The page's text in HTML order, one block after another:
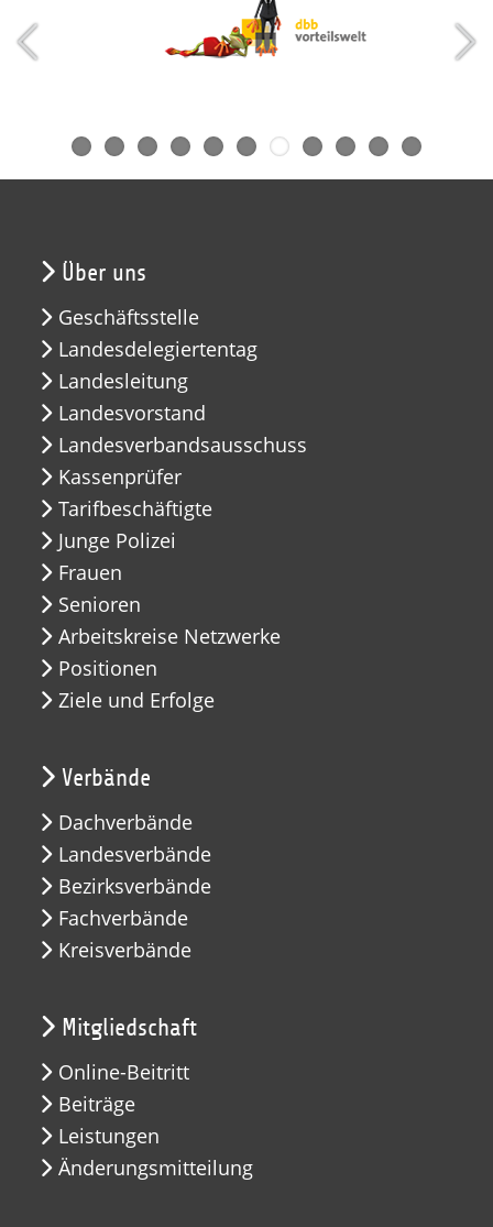
Über uns
Geschäftsstelle
Landesdelegiertentag
Landesleitung
Landesvorstand
Landesverbandsausschuss
Kassenprüfer
Tarifbeschäftigte
Junge Polizei
Frauen
Senioren
Arbeitskreise Netzwerke
Positionen
Ziele und Erfolge
Verbände
Dachverbände
Landesverbände
Bezirksverbände
Fachverbände
Kreisverbände
Mitgliedschaft
Online-Beitritt
Beiträge
Leistungen
Änderungsmitteilung